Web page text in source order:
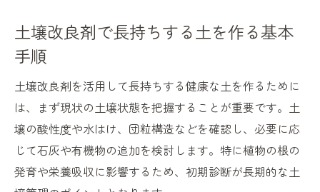
土壌改良剤で長持ちする土を作る基本
手順
土壌改良剤を活用して長持ちする健康な土を作るために
は、まず現状の土壌状態を把握することが重要です。土
壌の酸性度や水はけ、団粒構造などを確認し、必要に応
じて石灰や有機物の追加を検討します。特に植物の根の
発育や栄養吸収に影響するため、初期診断が長期的な土